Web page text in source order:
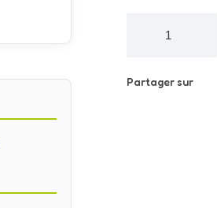
Partager sur